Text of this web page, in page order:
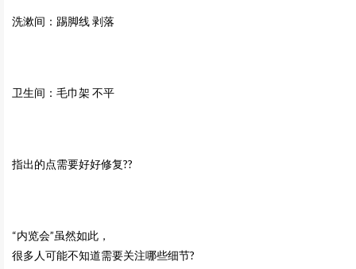
洗漱间：踢脚线 剥落
卫生间：毛巾架 不平
指出的点需要好好修复??
“内览会”虽然如此，
很多人可能不知道需要关注哪些细节?